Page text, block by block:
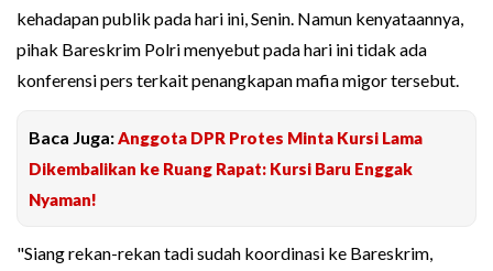
kehadapan publik pada hari ini, Senin. Namun kenyataannya,
pihak Bareskrim Polri menyebut pada hari ini tidak ada
konferensi pers terkait penangkapan mafia migor tersebut.
Baca Juga: Anggota DPR Protes Minta Kursi Lama
Dikembalikan ke Ruang Rapat: Kursi Baru Enggak
Nyaman!
"Siang rekan-rekan tadi sudah koordinasi ke Bareskrim,